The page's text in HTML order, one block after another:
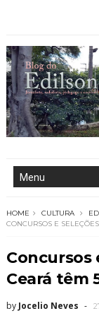
HOME CULTURA
CONCURSOS E
Concursos
Ceará têm
by Jocelio Neves